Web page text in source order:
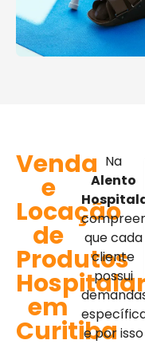
Venda
e
Locação
de
Produtos
em
Curitiba
Na
Alento
Hospitalar
que cada
cliente
possui
demandas
e por isso